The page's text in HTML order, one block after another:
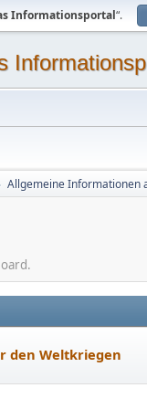
Informationsportal“.
Allgemeine Informationen
den Weltkriegen